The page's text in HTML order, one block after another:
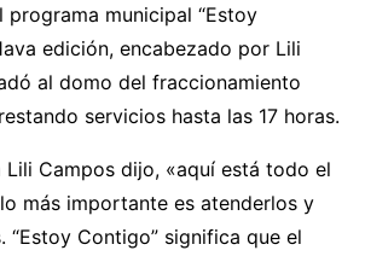
programa municipal “Estoy
edición, encabezado por Lili
al domo del fraccionamiento
servicios hasta las 17 horas.
Lili Campos dijo, «aquí está todo el
más importante es atenderlos y
“Estoy Contigo” significa que el